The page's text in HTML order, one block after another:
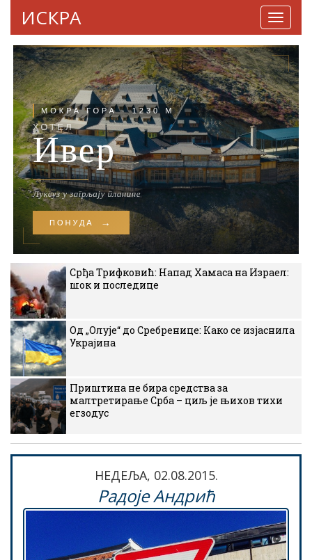
ИСКРА
Срђа Трифковић: Напад Хамаса на Израел:
шок и последице
Од „Олује“ до Сребренице: Како се изјаснила
Украјина
Приштина не бира средства за
малтретирање Срба – циљ је њихов тихи
егзодус
НЕДЕЉА, 02.08.2015.
Радоје Андрић